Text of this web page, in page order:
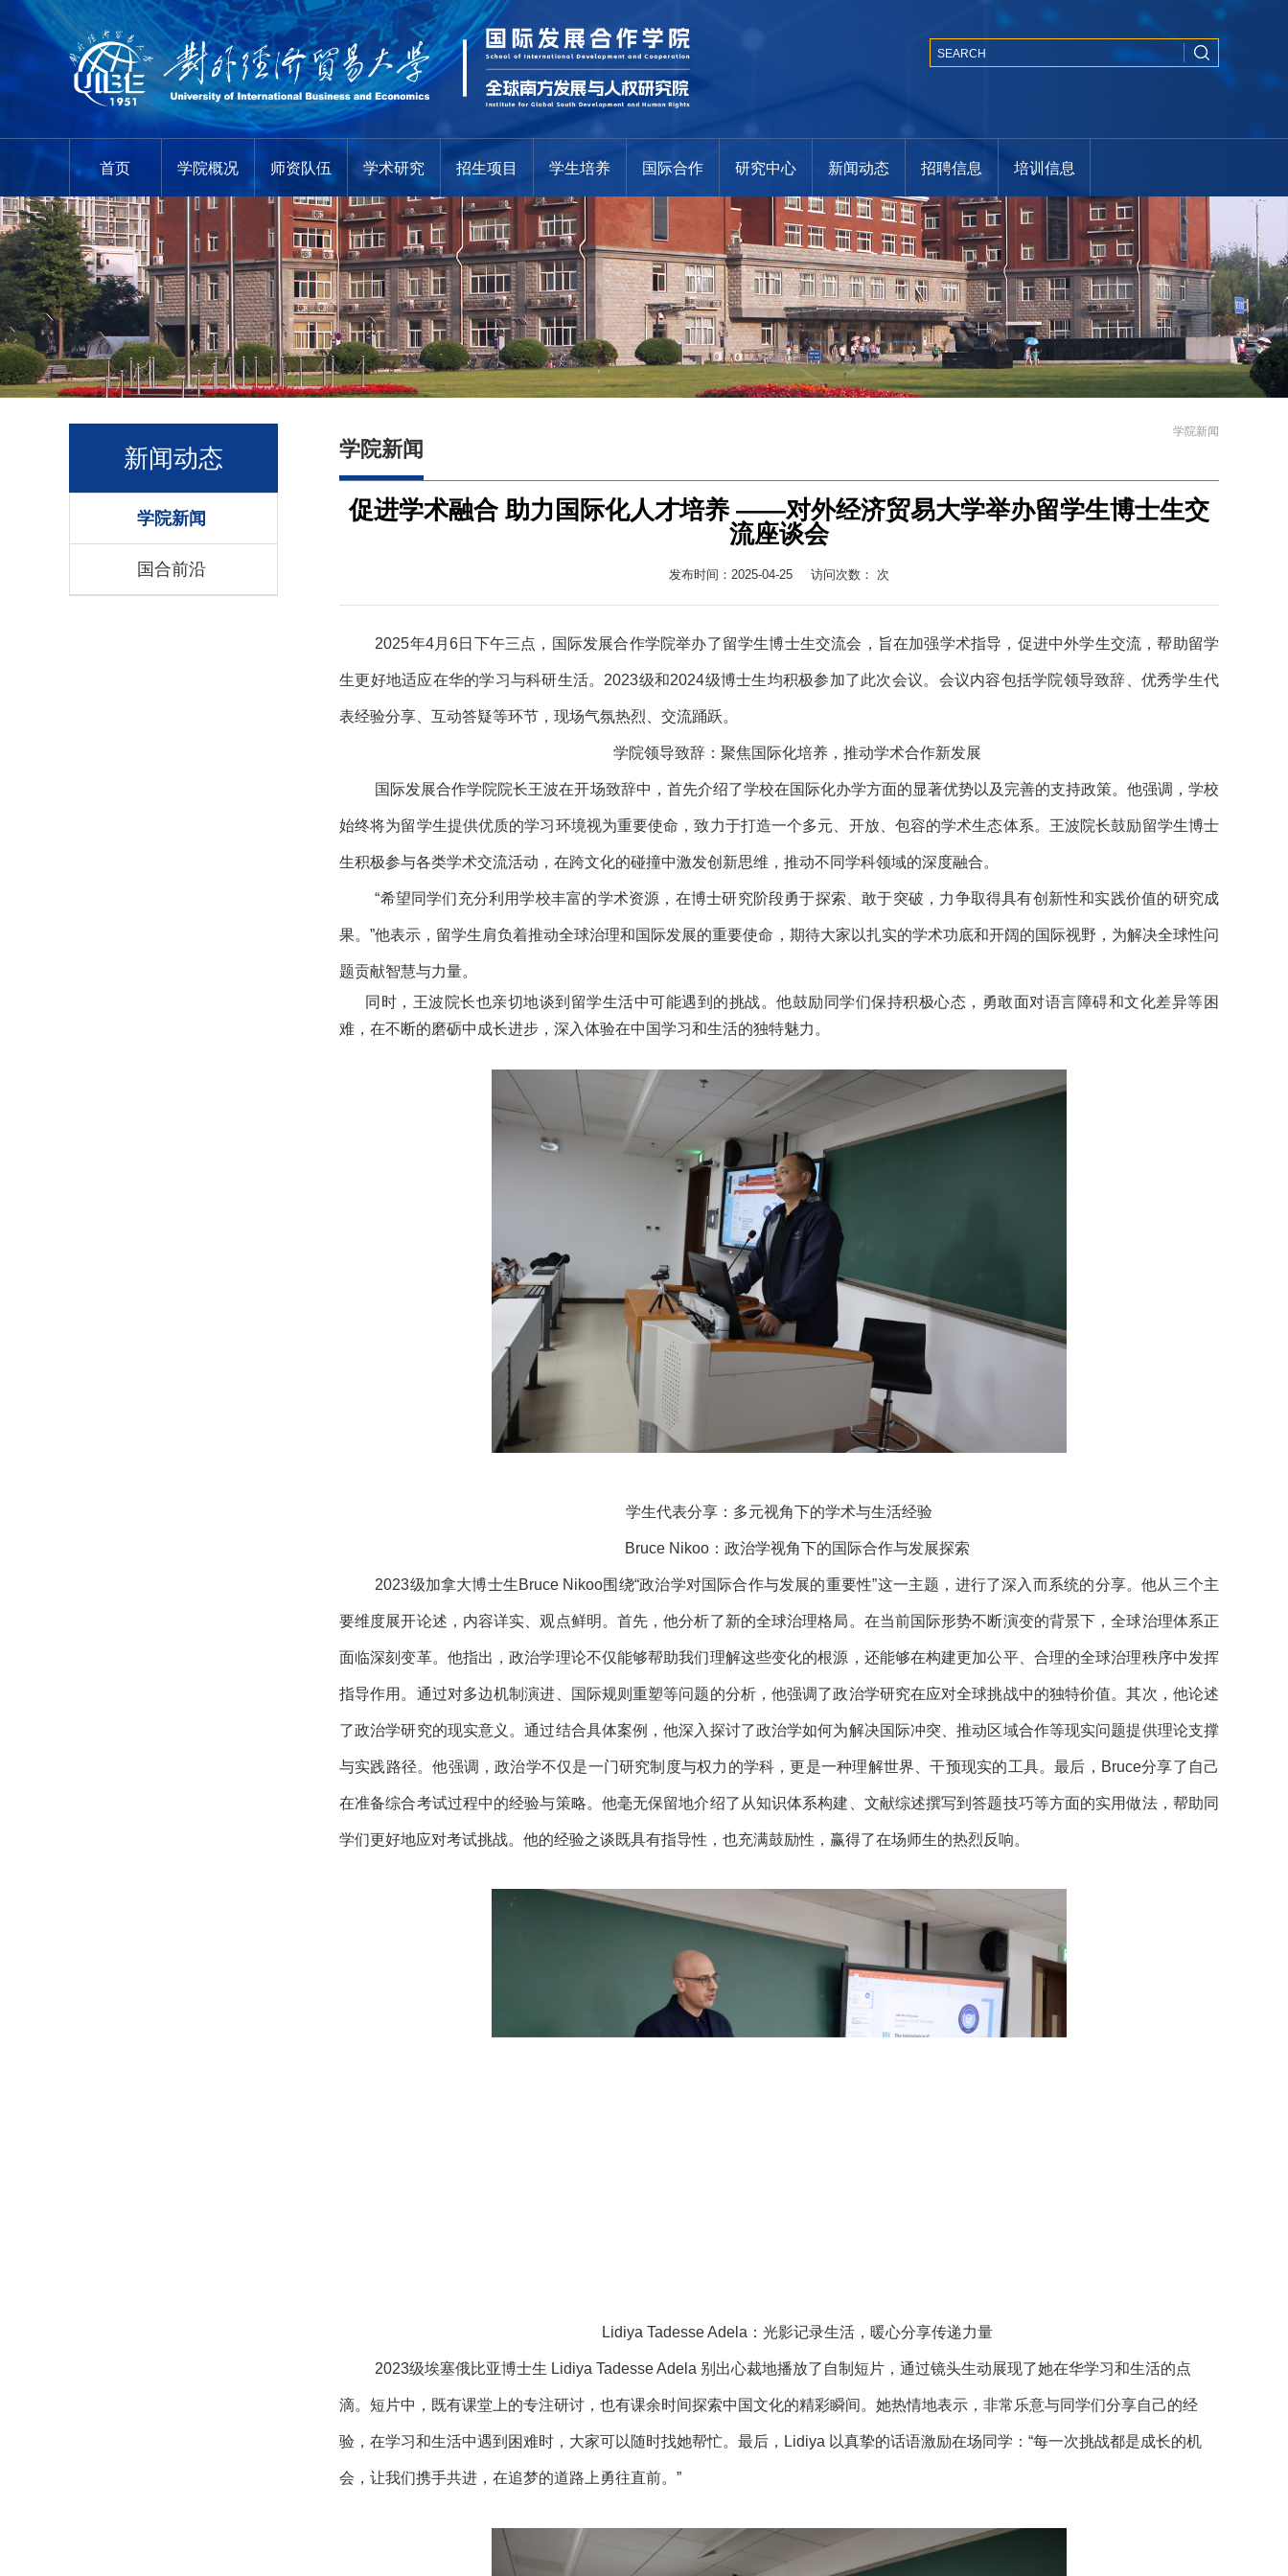
首页 学院概况 师资队伍 学术研究 招生项目 学生培养 国际合作 研究中心 新闻动态 招聘信息 培训信息
新闻动态
学院新闻
国合前沿
学院新闻
学院新闻
促进学术融合 助力国际化人才培养 ——对外经济贸易大学举办留学生博士生交
流座谈会
发布时间：2025-04-25 访问次数： 次
2025年4月6日下午三点，国际发展合作学院举办了留学生博士生交流会，旨在加强学术指导，促进中外学生交流，帮助留学
生更好地适应在华的学习与科研生活。2023级和2024级博士生均积极参加了此次会议。会议内容包括学院领导致辞、优秀学生代
表经验分享、互动答疑等环节，现场气氛热烈、交流踊跃。
学院领导致辞：聚焦国际化培养，推动学术合作新发展
国际发展合作学院院长王波在开场致辞中，首先介绍了学校在国际化办学方面的显著优势以及完善的支持政策。他强调，学校
始终将为留学生提供优质的学习环境视为重要使命，致力于打造一个多元、开放、包容的学术生态体系。王波院长鼓励留学生博士
生积极参与各类学术交流活动，在跨文化的碰撞中激发创新思维，推动不同学科领域的深度融合。
“希望同学们充分利用学校丰富的学术资源，在博士研究阶段勇于探索、敢于突破，力争取得具有创新性和实践价值的研究成
果。”他表示，留学生肩负着推动全球治理和国际发展的重要使命，期待大家以扎实的学术功底和开阔的国际视野，为解决全球性问
题贡献智慧与力量。
同时，王波院长也亲切地谈到留学生活中可能遇到的挑战。他鼓励同学们保持积极心态，勇敢面对语言障碍和文化差异等困
难，在不断的磨砺中成长进步，深入体验在中国学习和生活的独特魅力。
学生代表分享：多元视角下的学术与生活经验
Bruce Nikoo：政治学视角下的国际合作与发展探索
2023级加拿大博士生Bruce Nikoo围绕“政治学对国际合作与发展的重要性”这一主题，进行了深入而系统的分享。他从三个主
要维度展开论述，内容详实、观点鲜明。首先，他分析了新的全球治理格局。在当前国际形势不断演变的背景下，全球治理体系正
面临深刻变革。他指出，政治学理论不仅能够帮助我们理解这些变化的根源，还能够在构建更加公平、合理的全球治理秩序中发挥
指导作用。通过对多边机制演进、国际规则重塑等问题的分析，他强调了政治学研究在应对全球挑战中的独特价值。其次，他论述
了政治学研究的现实意义。通过结合具体案例，他深入探讨了政治学如何为解决国际冲突、推动区域合作等现实问题提供理论支撑
与实践路径。他强调，政治学不仅是一门研究制度与权力的学科，更是一种理解世界、干预现实的工具。最后，Bruce分享了自己
在准备综合考试过程中的经验与策略。他毫无保留地介绍了从知识体系构建、文献综述撰写到答题技巧等方面的实用做法，帮助同
学们更好地应对考试挑战。他的经验之谈既具有指导性，也充满鼓励性，赢得了在场师生的热烈反响。
Lidiya Tadesse Adela：光影记录生活，暖心分享传递力量
2023级埃塞俄比亚博士生 Lidiya Tadesse Adela 别出心裁地播放了自制短片，通过镜头生动展现了她在华学习和生活的点
滴。短片中，既有课堂上的专注研讨，也有课余时间探索中国文化的精彩瞬间。她热情地表示，非常乐意与同学们分享自己的经
验，在学习和生活中遇到困难时，大家可以随时找她帮忙。最后，Lidiya 以真挚的话语激励在场同学：“每一次挑战都是成长的机
会，让我们携手共进，在追梦的道路上勇往直前。”